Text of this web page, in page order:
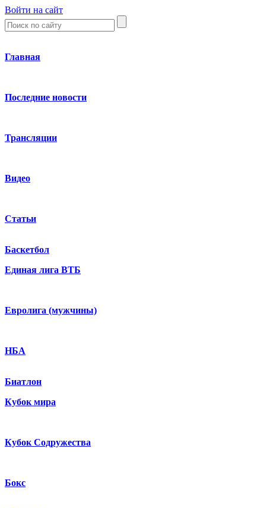
Войти на сайт
Главная
Последние новости
Трансляции
Видео
Статьи
Баскетбол
Единая лига ВТБ
Евролига (мужчины)
НБА
Биатлон
Кубок мира
Кубок Содружества
Бокс